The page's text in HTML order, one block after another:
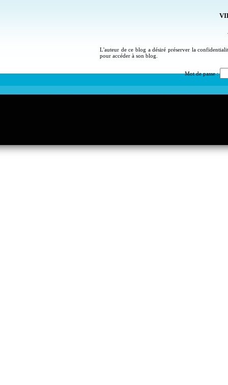
L'auteur de ce blog a désiré préserver la
pour accéder à son blog.
Mot de passe :